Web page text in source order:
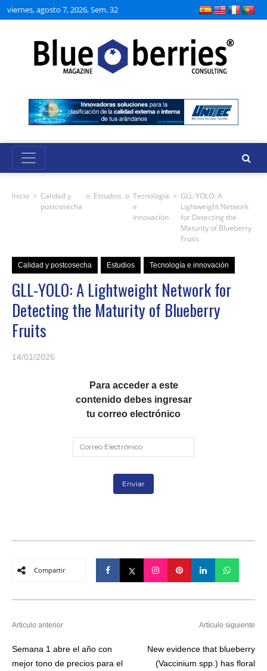
viernes, agosto 7, 2026, Sem. 32
Inicio > Calidad y
postcosecha
o Estudios o Tecnología
e
innovación
> GLL-YOLO: A
Lightweight Network
for Detecting the
Maturity of Blueberry
Fruits
Calidad y postcosecha Estudios Tecnología e innovación
GLL-YOLO: A Lightweight Network for
Detecting the Maturity of Blueberry
Fruits
14/01/2026
Para acceder a este
contenido debes ingresar
tu correo electrónico
Compartir
Articulo anterior
Semana 1 abre el año con
mejor tono de precios para el
Artículo siguiente
New evidence that blueberry
(Vaccinium spp.) has floral